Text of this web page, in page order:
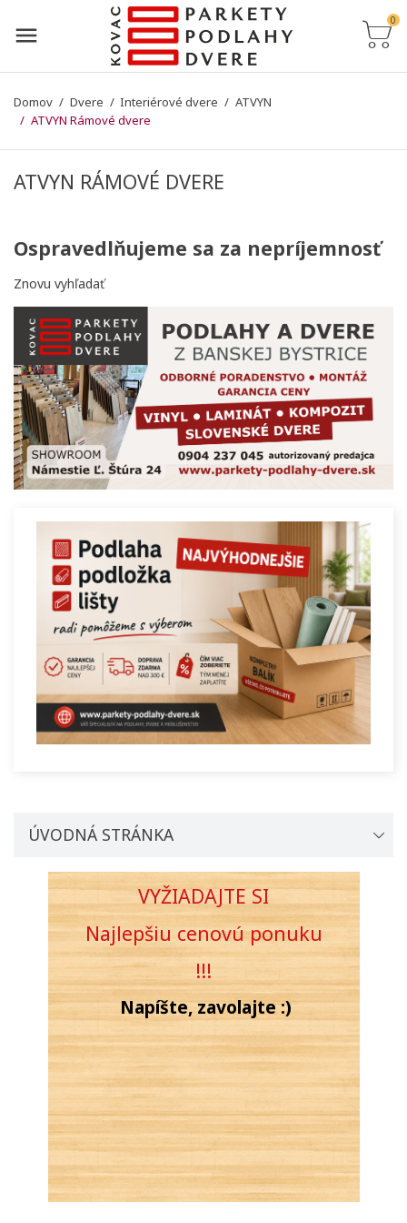
0
Domov Dvere Interiérové dvere
ATVYN
ATVYN Rámové dvere
ATVYN RÁMOVÉ DVERE
ÚVODNÁ STRÁNKA
VYŽIADAJTE SI
Najlepšiu cenovúponuku
!!!
Napíšte, zavolajte :)
Ospravedlňujeme sa za nepríjemnosť
Znovu vyhľadať